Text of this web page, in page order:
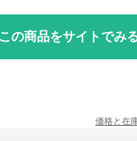
この商品をサイトでみ
価格と在